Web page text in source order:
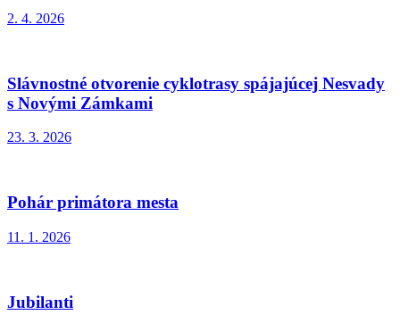
2. 4. 2026
Slávnostné otvorenie cyklotrasy spájajúcej Nesvady
s Novými Zámkami
23. 3. 2026
Pohár primátora mesta
11. 1. 2026
Jubilanti